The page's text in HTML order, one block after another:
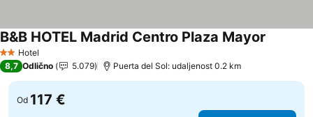
2 Zvezdice
Hotel
B&B HOTEL Madrid Centro Plaza Mayor
8,7 Odlično 5.079 Puerta del Sol: udaljenost 0.2 km
Od 117 €